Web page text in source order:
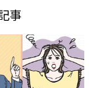
事